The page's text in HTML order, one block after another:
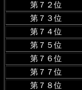
第７２位
第７３位
第７４位
第７５位
第７６位
第７７位
第７８位